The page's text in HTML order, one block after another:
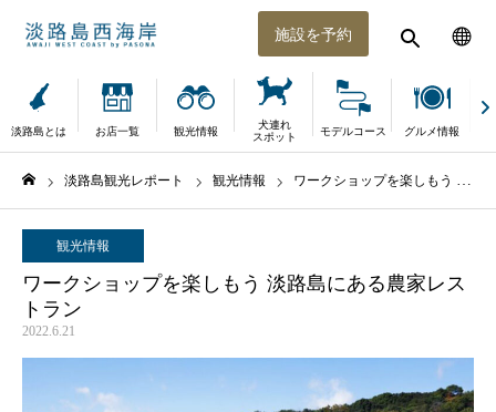
施設を予約
淡路島とは お店一覧 観光情報
犬連れ
スポット
モデルコース グルメ情報
淡路島観光レポート 観光情報 ワークショップを楽しもう 淡路島にある農家レストラン
観光情報
ワークショップを楽しもう 淡路島にある農家レス
トラン
2022.6.21